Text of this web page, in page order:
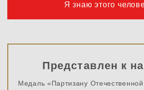
Я знаю этого
Представлен к
Медаль «Партизану